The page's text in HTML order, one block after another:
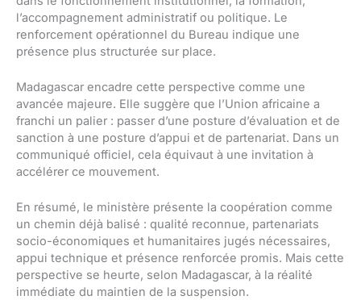
l’accompagnement administratif ou politique. Le
renforcement opérationnel du Bureau indique une
présence plus structurée sur place.
Madagascar encadre cette perspective comme une
avancée majeure. Elle suggère que l’Union africaine a
franchi un palier : passer d’une posture d’évaluation et de
sanction à une posture d’appui et de partenariat. Dans un
communiqué officiel, cela équivaut à une invitation à
accélérer ce mouvement.
En résumé, le ministère présente la coopération comme
un chemin déjà balisé : qualité reconnue, partenariats
socio-économiques et humanitaires jugés nécessaires,
appui technique et présence renforcée promis. Mais cette
perspective se heurte, selon Madagascar, à la réalité
immédiate du maintien de la suspension.